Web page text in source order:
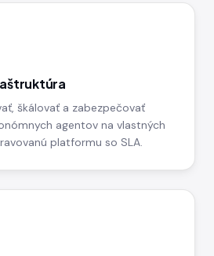
škálovať a zabezpečovať
agentov na vlastných
platformu so SLA.